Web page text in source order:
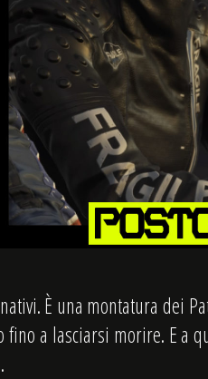
È una montatura dei
a lasciarsi morire. E a
.